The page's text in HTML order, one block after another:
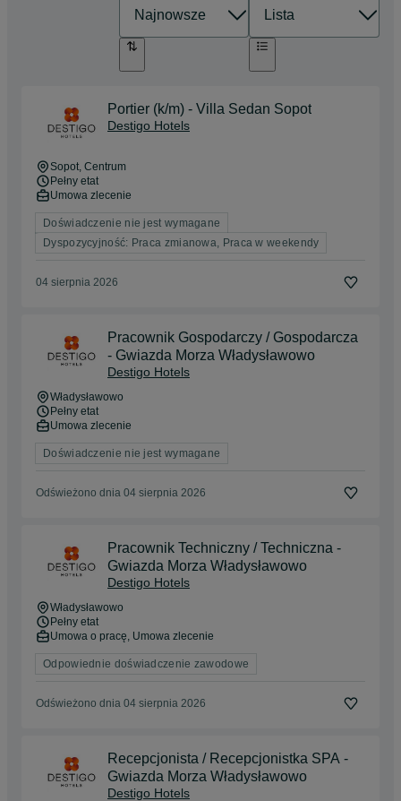
Portier (k/m) - Villa Sedan Sopot
Destigo Hotels
Sopot, Centrum
Pełny etat
Umowa zlecenie
Doświadczenie nie jest wymagane
Dyspozycyjność: Praca zmianowa, Praca w weekendy
04 sierpnia 2026
Pracownik Gospodarczy / Gospodarcza
- Gwiazda Morza Władysławowo
Destigo Hotels
Władysławowo
Pełny etat
Umowa zlecenie
Doświadczenie nie jest wymagane
Odświeżono dnia 04 sierpnia 2026
Pracownik Techniczny / Techniczna -
Gwiazda Morza Władysławowo
Destigo Hotels
Władysławowo
Pełny etat
Umowa o pracę, Umowa zlecenie
Odpowiednie doświadczenie zawodowe
Odświeżono dnia 04 sierpnia 2026
Recepcjonista / Recepcjonistka SPA -
Gwiazda Morza Władysławowo
Destigo Hotels